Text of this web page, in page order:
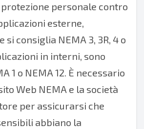
personale contro
esterne,
consiglia NEMA 3, 3R, 4 o
in interni, sono
1 o NEMA 12. È necessario
Web NEMA e la società
per assicurarsi che
abbiano la